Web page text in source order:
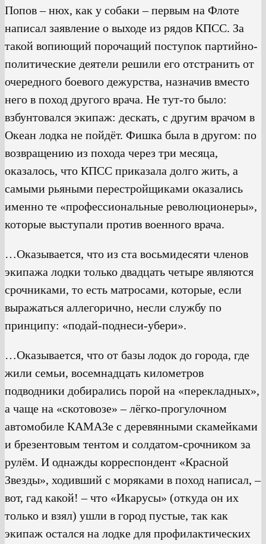
Попов – нюх, как у собаки – первым на Флоте
написал заявление о выходе из рядов КПСС. За
такой вопиющий порочащий поступок партийно-
политические деятели решили его отстранить от
очередного боевого дежурства, назначив вместо
него в поход другого врача. Не тут-то было:
взбунтовался экипаж: дескать, с другим врачом в
Океан лодка не пойдёт. Фишка была в другом: по
возвращению из похода через три месяца,
оказалось, что КПСС приказала долго жить, а
самыми рьяными перестройщиками оказались
именно те «профессиональные революционеры»,
которые выступали против военного врача.
…Оказывается, что из ста восьмидесяти членов
экипажа лодки только двадцать четыре являются
срочниками, то есть матросами, которые, если
выражаться аллегорично, несли службу по
принципу: «подай-поднеси-убери».
…Оказывается, что от базы лодок до города, где
жили семьи, восемнадцать километров
подводники добирались порой на «перекладных»,
а чаще на «скотовозе» – лёгко-прогулочном
автомобиле КАМАЗе с деревянными скамейками
и брезентовым тентом и солдатом-срочником за
рулём. И однажды корреспондент «Красной
Звезды», ходивший с моряками в поход написал, –
вот, гад какой! – что «Икарусы» (откуда он их
только и взял) ушли в город пустые, так как
экипаж остался на лодке для профилактических